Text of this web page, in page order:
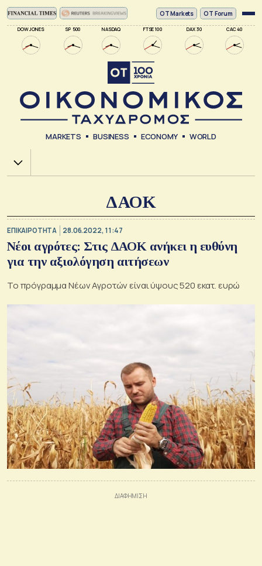
DOW JONES SP 500 NASDAQ FTSE 100 DAX 30 CAC 40
ΟΤ Markets OT Forum
MARKETS BUSINESS ECONOMY WORLD
Χ.Α.
ΔΑΟΚ
ΕΠΙΚΑΙΡΟΤΗΤΑ 28.06.2022, 11:47
Νέοι αγρότες: Στις ΔΑΟΚ ανήκει η ευθύνη
για την αξιολόγηση αιτήσεων
Το πρόγραμμα Νέων Αγροτών είναι ύψους 520 εκατ. ευρώ